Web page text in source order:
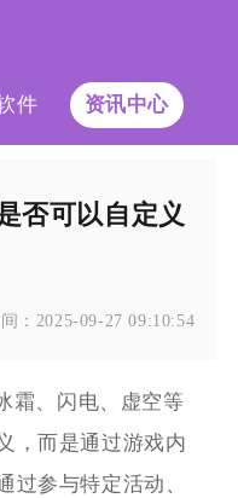
件 资讯中心
否可以自定义
： 2025-09-27 09:10:54
霜、闪电、虚空等
，而是通过游戏内
过参与特定活动、